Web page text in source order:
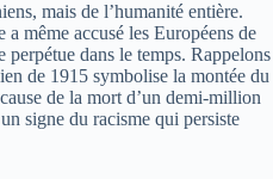
mais de l’humanité entière.
même accusé les Européens de
dans le temps. Rappelons
de 1915 symbolise la montée du
de la mort d’un demi-million
signe du racisme qui persiste